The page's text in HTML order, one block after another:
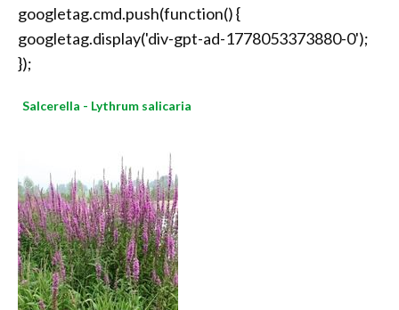
googletag.cmd.push(function() {
googletag.display('div-gpt-ad-1778053373880-0');
});
Salcerella - Lythrum salicaria